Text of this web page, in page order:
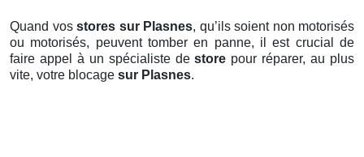
Quand vos stores sur Plasnes, qu’ils soient non motorisés
ou motorisés, peuvent tomber en panne, il est crucial de
faire appel à un spécialiste destore pour réparer, au plus
vite, votre blocage sur Plasnes.